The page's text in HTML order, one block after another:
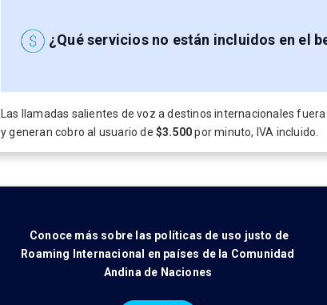
¿Qué servicios no están incluidos en el
Las llamadas salientes de voz a destinos internacionales
y generan cobro al usuario de $3.500por minuto, IVA incluido.
Conoce más sobre las políticas de uso justo de
Roaming Internacional en países de la Comunidad
Andina de Naciones